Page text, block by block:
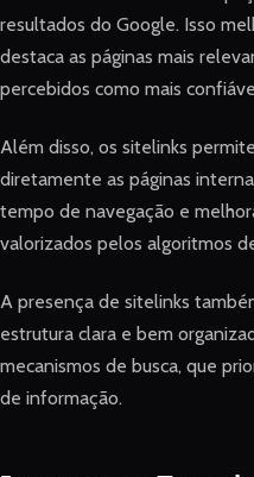
resultados do Google. Isso
destaca as páginas mais
percebidos como mais
Além disso, os sitelinks
diretamente as páginas
tempo de navegação e
valorizados pelos algoritmos
A presença de sitelinks
estrutura clara e bem
mecanismos de busca, que
de informação.